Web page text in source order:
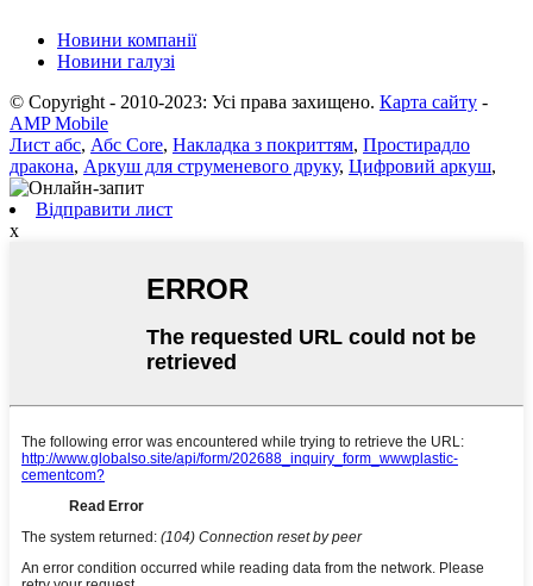
Новини компанії
Новини галузі
© Copyright - 2010-2023: Усі права захищено. Карта сайту -
AMP Mobile
Лист абс, Абс Core, Накладка з покриттям, Простирадло
дракона, Аркуш для струменевого друку, Цифровий аркуш,
Відправити лист
x